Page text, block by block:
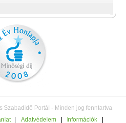
Szabadidő Portál - Minden jog fenntartva
Adatvédelem Információk